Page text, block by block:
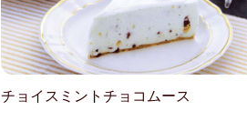
チョイスミントチョコムース